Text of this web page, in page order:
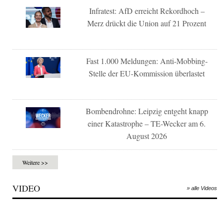
Infratest: AfD erreicht Rekordhoch –
Merz drückt die Union auf 21 Prozent
Fast 1.000 Meldungen: Anti-Mobbing-
Stelle der EU-Kommission überlastet
Bombendrohne: Leipzig entgeht knapp
einer Katastrophe – TE-Wecker am 6.
August 2026
Weitere >>
VIDEO » alle Videos